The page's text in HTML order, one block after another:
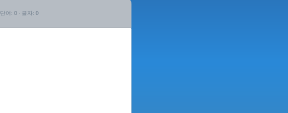
단어: 0 · 글자: 0